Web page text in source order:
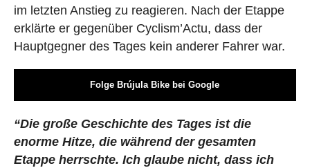
im letzten Anstieg zu reagieren. Nach der Etappe
erklärte er gegenüber Cyclism’Actu, dass der
Hauptgegner des Tages kein anderer Fahrer war.
Folge Brújula Bike bei Google
“Die große Geschichte des Tages ist die
enorme Hitze, die während der gesamten
Etappe herrschte. Ich glaube nicht, dass ich